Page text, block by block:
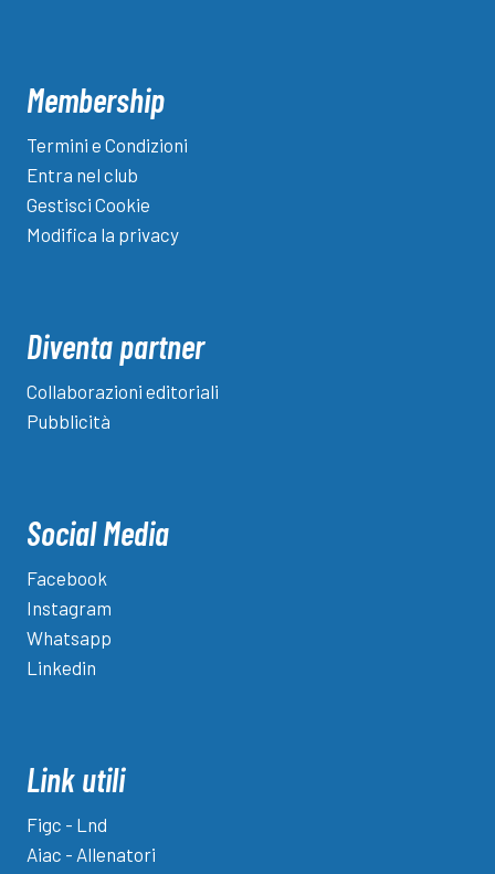
Membership
Termini e Condizioni
Entra nel club
Gestisci Cookie
Modifica la privacy
Diventa partner
Collaborazioni editoriali
Pubblicità
Social Media
Facebook
Instagram
Whatsapp
Linkedin
Link utili
Figc - Lnd
Aiac - Allenatori